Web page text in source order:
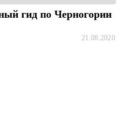
гид по Черногории
21.08.2020